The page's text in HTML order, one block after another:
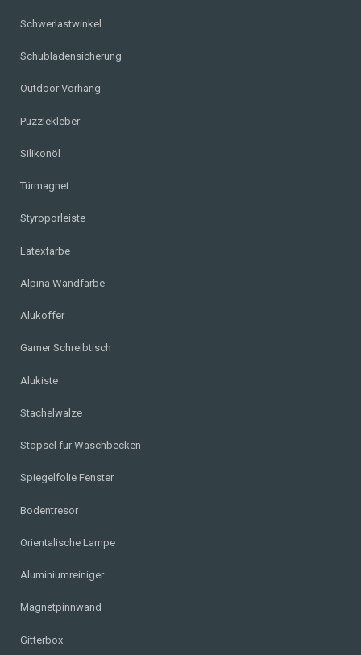
Schwerlastwinkel
Schubladensicherung
Outdoor Vorhang
Puzzlekleber
Silikonöl
Türmagnet
Styroporleiste
Latexfarbe
Alpina Wandfarbe
Alukoffer
Gamer Schreibtisch
Alukiste
Stachelwalze
Stöpsel für Waschbecken
Spiegelfolie Fenster
Bodentresor
Orientalische Lampe
Aluminiumreiniger
Magnetpinnwand
Gitterbox